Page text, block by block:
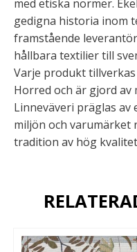
med etiska normer.
gedigna historia inom
framstående
hållbara textilier till
Varje produkt
Horred och är gjord av
Linneväveri präglas
miljön och varumärket
tradition av hög